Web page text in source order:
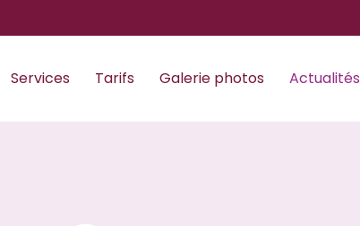
Services Tarifs Galerie photos Actualités